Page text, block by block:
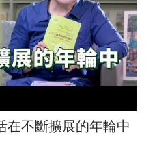
在不斷擴展的年輪中